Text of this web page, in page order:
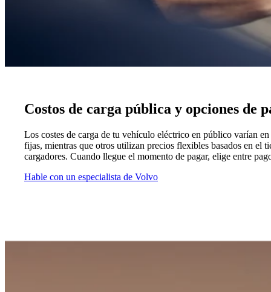
Costos de carga pública y opciones de
Los costes de carga de tu vehículo eléctrico en público varían
fijas, mientras que otros utilizan precios flexibles basados en el
cargadores. Cuando llegue el momento de pagar, elige entre
Hable con un especialista de Volvo